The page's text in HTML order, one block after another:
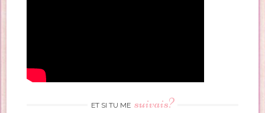
ET SI TU ME suivais?